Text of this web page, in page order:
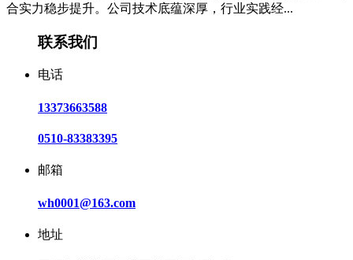
合实力稳步提升。公司技术底蕴深厚，行业实践经...
联系我们
电话
13373663588
0510-83383395
邮箱
wh0001@163.com
地址